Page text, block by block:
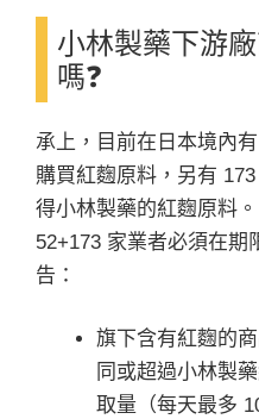
小林製藥下游
嗎❓
承上，目前在日本境內
購買紅麴原料，另有
得小林製藥的紅麴原料
52+173 家業者必須在期
告：
旗下含有紅麴的
同或超過小林製
取量（每天最多